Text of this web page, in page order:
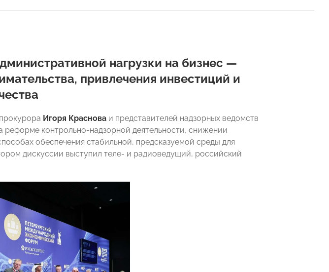
нагрузки на бизнес —
привлечения инвестиций и
Игоря Краснова и представителей надзорных ведомств
реформе контрольно-надзорной деятельности, снижении
обеспечения стабильной, предсказуемой среды для
дискуссии выступил теле- и радиоведущий, российский